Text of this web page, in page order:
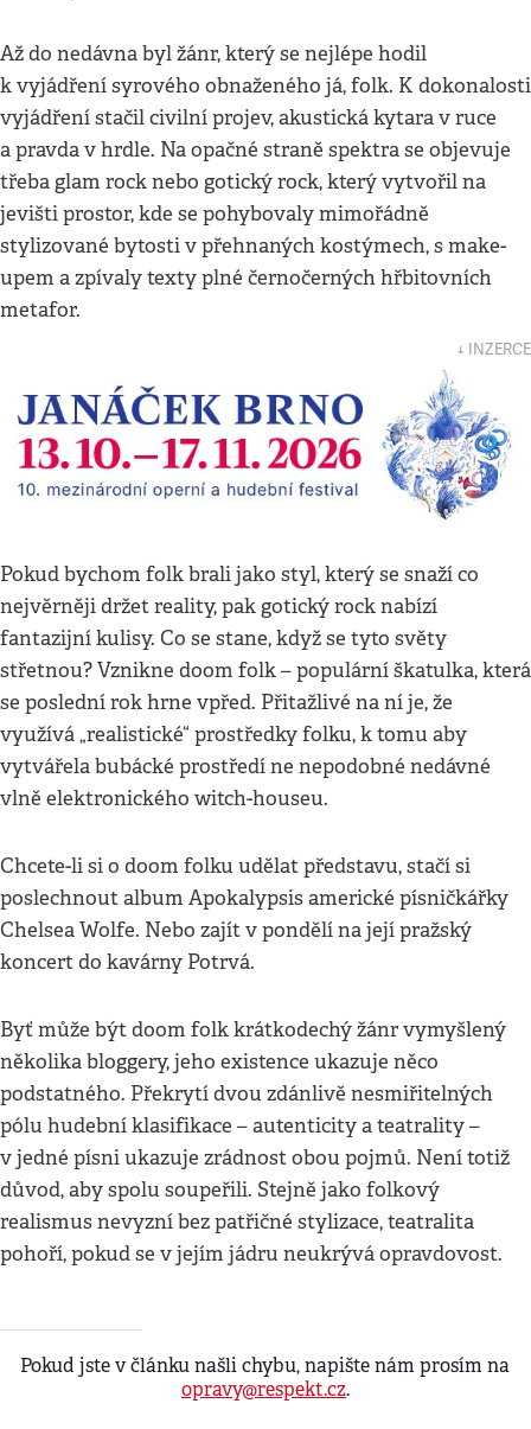
Až do nedávna byl žánr, který se nejlépe hodil
k vyjádření syrového obnaženého já, folk. K dokonalosti
vyjádření stačil civilní projev, akustická kytara v ruce
a pravda v hrdle. Na opačné straně spektra se objevuje
třeba glam rock nebo gotický rock, který vytvořil na
jevišti prostor, kde se pohybovaly mimořádně
stylizované bytosti v přehnaných kostýmech, s make-
upem a zpívaly texty plné černočerných hřbitovních
metafor.
↓ INZERCE
Pokud bychom folk brali jako styl, který se snaží co
nejvěrněji držet reality, pak gotický rock nabízí
fantazijní kulisy. Co se stane, když se tyto světy
střetnou? Vznikne doom folk – populární škatulka, která
se poslední rok hrne vpřed. Přitažlivé na ní je, že
využívá „realistické“ prostředky folku, k tomu aby
vytvářela bubácké prostředí ne nepodobné nedávné
vlně elektronického witch-houseu.
Chcete-li si o doom folku udělat představu, stačí si
poslechnout album Apokalypsis americké písničkářky
Chelsea Wolfe. Nebo zajít v pondělí na její pražský
koncert do kavárny Potrvá.
Byť může být doom folk krátkodechý žánr vymyšlený
několika bloggery, jeho existence ukazuje něco
podstatného. Překrytí dvou zdánlivě nesmiřitelných
pólu hudební klasifikace – autenticity a teatrality –
v jedné písni ukazuje zrádnost obou pojmů. Není totiž
důvod, aby spolu soupeřili. Stejně jako folkový
realismus nevyzní bez patřičné stylizace, teatralita
pohoří, pokud se v jejím jádru neukrývá opravdovost.
Pokud jste v článku našli chybu, napište nám prosím na
opravy@respekt.cz.